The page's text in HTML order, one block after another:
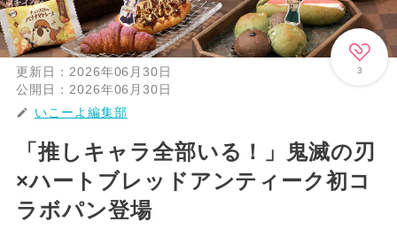
3
更新日： 2026年06月30日
公開日： 2026年06月30日
いこーよ編集部
「推しキャラ全部いる！」鬼滅の刃
×ハートブレッドアンティーク初コ
ラボパン登場